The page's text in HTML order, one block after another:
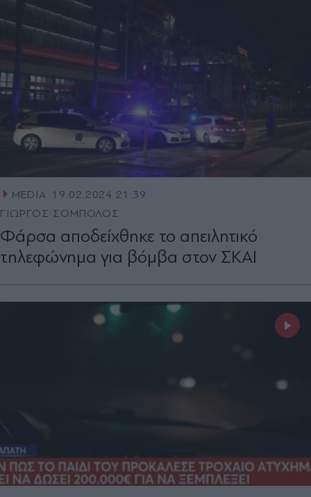
MEDIA 19.02.2024 21:39
ΓΙΩΡΓΟΣ ΣΟΜΠΟΛΟΣ
Φάρσα αποδείχθηκε το απειλητικό
τηλεφώνημα για βόμβα στον ΣΚΑΙ